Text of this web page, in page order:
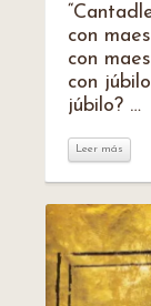
con
con
con
júbilo? …
Leer más